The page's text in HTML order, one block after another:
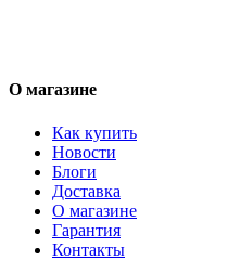
О магазине
Как купить
Новости
Блоги
Доставка
О магазине
Гарантия
Контакты